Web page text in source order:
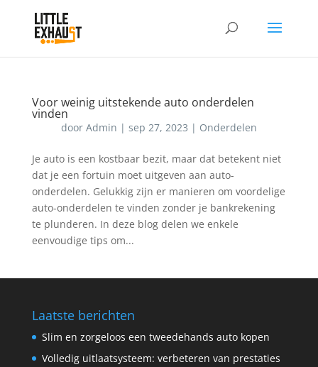
Voor weinig uitstekende auto onderdelen
vinden
door Admin | sep 27, 2023 | Onderdelen
Je auto is een kostbaar bezit, maar dat betekent niet
dat je een fortuin moet uitgeven aan auto-
onderdelen. Gelukkig zijn er manieren om voordelige
auto-onderdelen te vinden zonder je bankrekening
te plunderen. In deze blog delen we enkele
eenvoudige tips om...
Laatste berichten
Slim en zorgeloos een tweedehands auto kopen
Volledig uitlaatsysteem: verbeteren van prestaties